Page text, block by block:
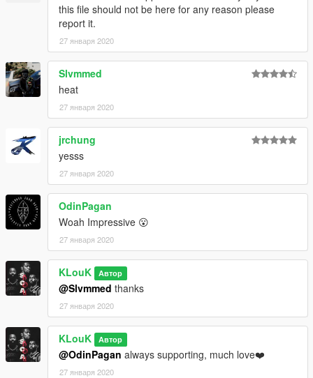
this file should not be here for any reason please
report it.
27 января 2020
Slvmmed
heat
27 января 2020
jrchung
yesss
27 января 2020
OdinPagan
Woah Impressive 😮
27 января 2020
KLouK Автор
@Slvmmed thanks
27 января 2020
KLouK Автор
@OdinPagan always supporting, much love❤️
27 января 2020